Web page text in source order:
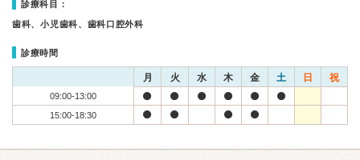
診療科目：
歯科、小児歯科、歯科口腔外科
診療時間
月 火 水 木 金 土 日 祝
09:00-13:00
15:00-18:30